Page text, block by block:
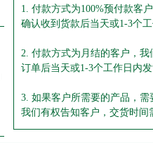
1. 付款方式为100%预付款客
确认收到货款后当天或1-3个工
2. 付款方式为月结的客户，我
订单后当天或1-3个工作日内发
3. 如果客户所需要的产品，需
我们有权告知客户，交货时间